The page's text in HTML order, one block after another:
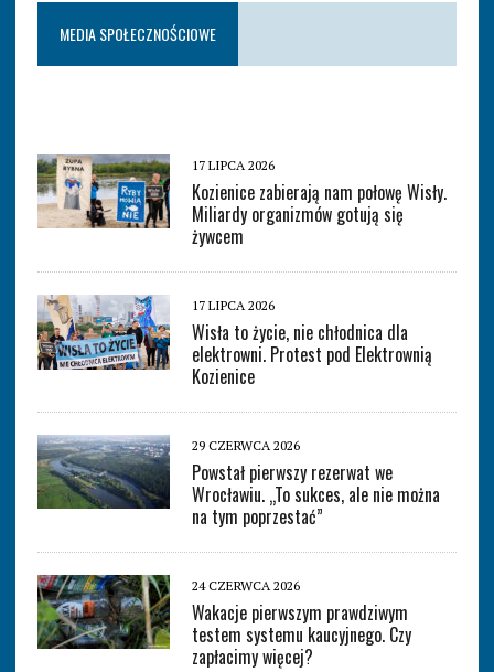
MEDIA SPOŁECZNOŚCIOWE
17 LIPCA 2026
Kozienice zabierają nam połowę Wisły.
Miliardy organizmów gotują się
żywcem
17 LIPCA 2026
Wisła to życie, nie chłodnica dla
elektrowni. Protest pod Elektrownią
Kozienice
29 CZERWCA 2026
Powstał pierwszy rezerwat we
Wrocławiu. „To sukces, ale nie można
na tym poprzestać”
24 CZERWCA 2026
Wakacje pierwszym prawdziwym
testem systemu kaucyjnego. Czy
zapłacimy więcej?